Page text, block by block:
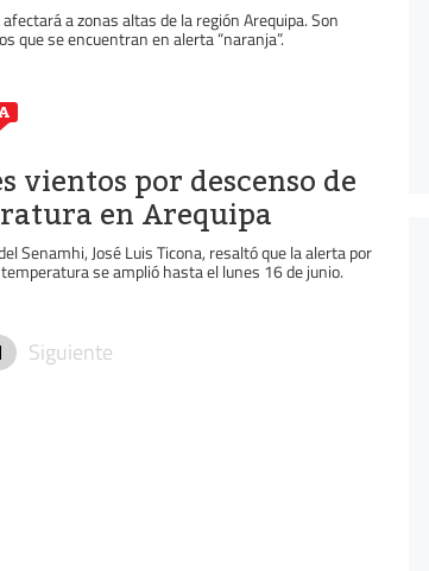
a zonas altas de la región Arequipa. Son
que se encuentran en alerta “naranja”.
vientos por descenso de
en Arequipa
Senamhi, José Luis Ticona, resaltó que la alerta por
se amplió hasta el lunes 16 de junio.
Siguiente